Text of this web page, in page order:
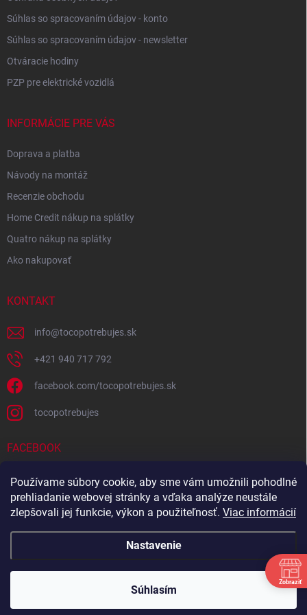
Používame súbory cookie, aby sme vám umožnili pohodlné
prehliadanie webovej stránky a vďaka analýze neustále
zlepšovali jej funkcie, výkon a použiteľnosť. Viac informácií
Nastavenie
Súhlasím
Súhlas so spracovaním údajov - konto
Súhlas so spracovaním údajov - newsletter
Otváracie hodiny
PZP pre elektrické vozidlá
INFORMÁCIE PRE VÁS
Doprava a platba
Návody na montáž
Recenzie obchodu
Home Credit nákup na splátky
Quatro nákup na splátky
Ako nakupovať
KONTAKT
info@tocopotrebujes.sk
+421 940 717 792
facebook.com/tocopotrebujes.sk
tocopotrebujes
FACEBOOK
TOČOPOTREBUJEŠ.sk . Všetky práva vyhradené. Zobraziť